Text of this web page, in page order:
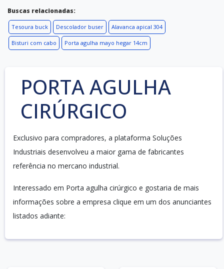
Buscas relacionadas:
Tesoura buck Descolador buser Alavanca apical 304
Bisturi com cabo Porta agulha mayo hegar 14cm
PORTA AGULHA
CIRÚRGICO
Exclusivo para compradores, a plataforma Soluções
Industriais desenvolveu a maior gama de fabricantes
referência no mercano industrial.
Interessado em Porta agulha cirúrgico e gostaria de mais
informações sobre a empresa clique em um dos anunciantes
listados adiante: